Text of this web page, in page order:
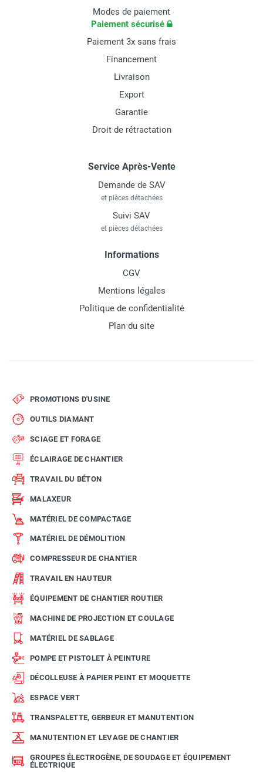
Modes de paiement
Paiement sécurisé
Paiement 3x sans frais
Financement
Livraison
Export
Garantie
Droit de rétractation
Service Après-Vente
Demande de SAV
et pièces détachées
Suivi SAV
et pièces détachées
Informations
CGV
Mentions légales
Politique de confidentialité
Plan du site
PROMOTIONS D'USINE
OUTILS DIAMANT
SCIAGE ET FORAGE
ÉCLAIRAGE DE CHANTIER
TRAVAIL DU BÉTON
MALAXEUR
MATÉRIEL DE COMPACTAGE
MATÉRIEL DE DÉMOLITION
COMPRESSEUR DE CHANTIER
TRAVAIL EN HAUTEUR
ÉQUIPEMENT DE CHANTIER ROUTIER
MACHINE DE PROJECTION ET COULAGE
MATÉRIEL DE SABLAGE
POMPE ET PISTOLET À PEINTURE
DÉCOLLEUSE À PAPIER PEINT ET MOQUETTE
ESPACE VERT
TRANSPALETTE, GERBEUR ET MANUTENTION
MANUTENTION ET LEVAGE DE CHANTIER
GROUPES ÉLECTROGÈNE, DE SOUDAGE ET ÉQUIPEMENT
ÉLECTRIQUE